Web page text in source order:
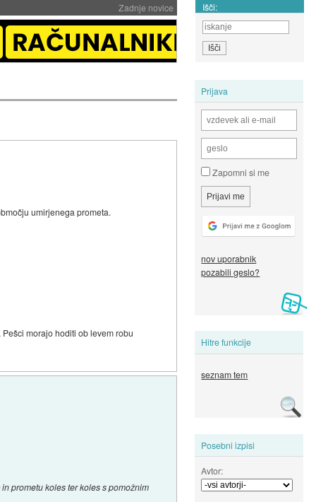
Zadnje novice Išči:
Prijava
Zapomni si me
nov uporabnik
pozabili geslo?
Hitre funkcije
seznam tem
Posebni izpisi
Avtor:
umirjenega prometa.
morajo hoditi ob levem robu
prometu koles ter koles s pomožnim